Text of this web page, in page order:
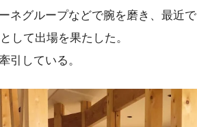
ネグループなどで腕を磨き、最近で
して出場を果たした。
引している。